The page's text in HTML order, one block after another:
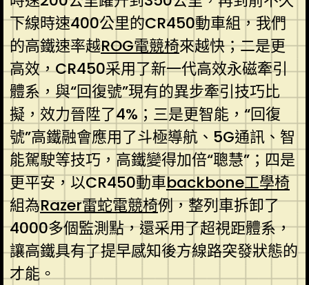
下線時速400公里的CR450動車組，我們
的高鐵速率越ROG電競椅來越快；二是更
高效，CR450采用了新一代高效永磁牽引
體系，與“回復號”現有的異步牽引技巧比
擬，效力晉陞了4%；三是更智能，“回復
號”高鐵融會應用了斗極導航、5G通訊、智
能駕駛等技巧，高鐵變得加倍“聰慧”；四是
更平安，以CR450動車backbone工學椅
組為Razer雷蛇電競椅例，整列車拆卸了
4000多個監測點，還采用了超視距體系，
讓高鐵具有了提早感知後方線路突發狀態的
才能。